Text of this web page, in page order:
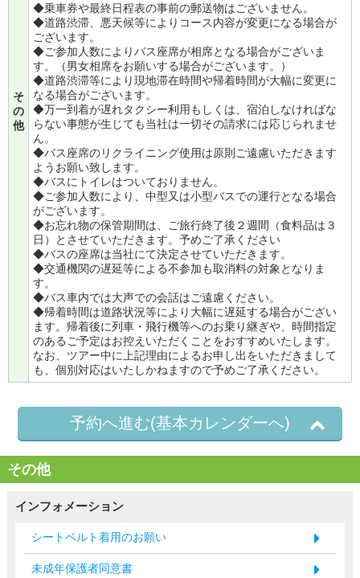
そ
の
他
◆乗車券や最終日程表の事前の郵送物はございません。
◆道路渋滞、悪天候等によりコース内容が変更になる場合が
ございます。
◆ご参加人数によりバス座席が相席となる場合がございま
す。（男女相席をお願いする場合がございます。）
◆道路渋滞等により現地滞在時間や帰着時間が大幅に変更に
なる場合がございます。
◆万一到着が遅れタクシー利用もしくは、宿泊しなければな
らない事態が生じても当社は一切その請求には応じられませ
ん。
◆バス座席のリクライニング使用は原則ご遠慮いただきます
ようお願い致します。
◆バスにトイレはついておりません。
◆ご参加人数により、中型又は小型バスでの運行となる場合
がございます。
◆お忘れ物の保管期間は、ご旅行終了後２週間（食料品は３
日）とさせていただきます。予めご了承ください
◆バスの座席は当社にて決定させていただきます。
◆交通機関の遅延等による不参加も取消料の対象となりま
す。
◆バス車内では大声での会話はご遠慮ください。
◆帰着時間は道路状況等により大幅に遅延する場合がござい
ます。帰着後に列車・飛行機等へのお乗り継ぎや、時間指定
のあるご予定はお控えいただくことをおすすめいたします。
なお、ツアー中に上記理由によるお申し出をいただきまして
も、個別対応はいたしかねますので予めご了承ください。
予約へ進む(基本カレンダーへ)
その他
インフォメーション
シートベルト着用のお願い
未成年保護者同意書